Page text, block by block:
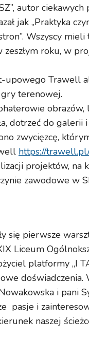
autor
jak „Praktyka
Wszyscy
roku, w
upowego Trawell
terenowej.
dotrzeć do
zwycięzcę,
https://
projektów, na
zawodowe w
się pierwsze
Liceum
platformy „I
i pani
pasje i
naszej